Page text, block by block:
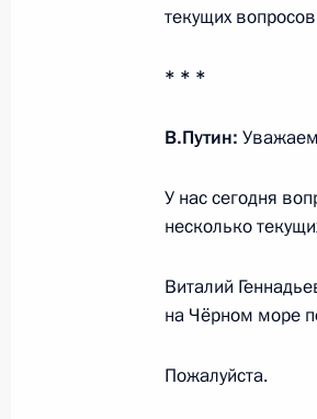
14 апреля 2025 года,
«Туризм»
18 ноября 2024 года,
22 октября 2024
текущих
* * *
В.Путин:
У нас сегодня
несколько
Виталий
на Чёрном море
Пожалуйста.